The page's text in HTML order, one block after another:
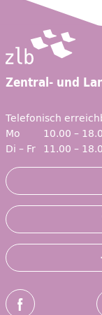
Zentral- und
Telefonisch
Mo
10.00 –
Di – Fr 11.00 –
Social-Media